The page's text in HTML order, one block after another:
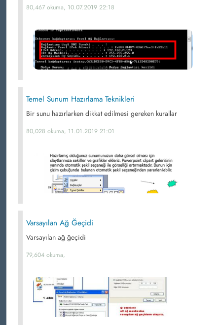
80,467 okuma, 10.07.2019 22:18
Temel Sunum Hazırlama Teknikleri
Bir sunu hazırlarken dikkat edilmesi gereken kurallar
80,028 okuma, 11.01.2019 21:01
Varsayılan Ağ Ğeçidi
Varsayılan ağ ğeçidi
79,604 okuma,